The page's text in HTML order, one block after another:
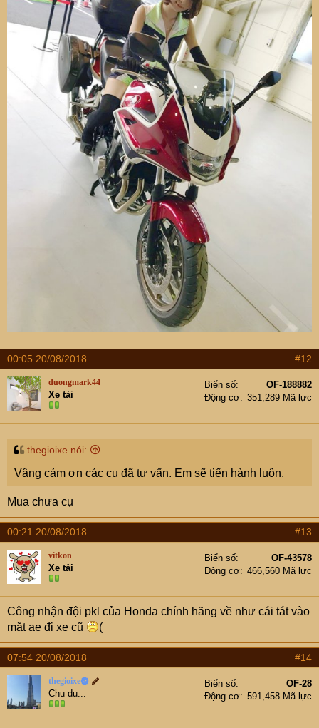
00:05 20/08/2018 #12
duongmark44
Xe tải
Biển số
OF-188882
Động cơ
351,289 Mã lực
thegioixe nói:
Vâng cảm ơn các cụ đã tư vấn. Em sẽ tiến hành luôn.
Mua chưa cụ
00:21 20/08/2018 #13
vitkon
Xe tải
Biển số
OF-43578
Động cơ
466,560 Mã lực
Công nhận đội pkl của Honda chính hãng về như cái tát vào
mặt ae đi xe cũ
(
07:54 20/08/2018 #14
thegioixe
Chu du...
Biển số
OF-28
Động cơ
591,458 Mã lực